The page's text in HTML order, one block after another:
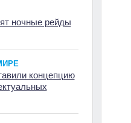
ночные рейды
концепцию